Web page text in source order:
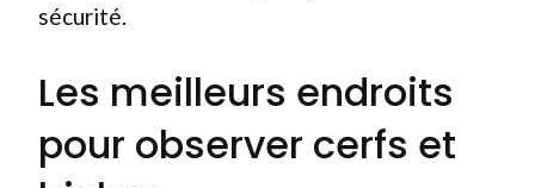
sécurité.
Les meilleurs endroits
pour observer cerfs et